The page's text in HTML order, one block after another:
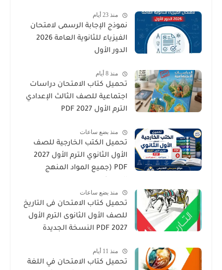
منذ 23 أيام
نموذج الإجابة الرسمى لامتحان
الفيزياء للثانوية العامة 2026
الدور الأول
منذ 8 أيام
تحميل كتاب الامتحان دراسات
اجتماعية للصف الثالث الإعدادي
الترم الأول 2027 PDF
منذ بضع ساعات
تحميل الكتب الخارجية للصف
الأول الثانوي الترم الأول 2027
PDF (جميع المواد المنهج
منذ بضع ساعات
تحميل كتاب الامتحان فى التاريخ
للصف الأول الثانوى الترم الأول
2027 PDF النسخة الجديدة
منذ 11 أيام
تحميل كتاب الامتحان في اللغة